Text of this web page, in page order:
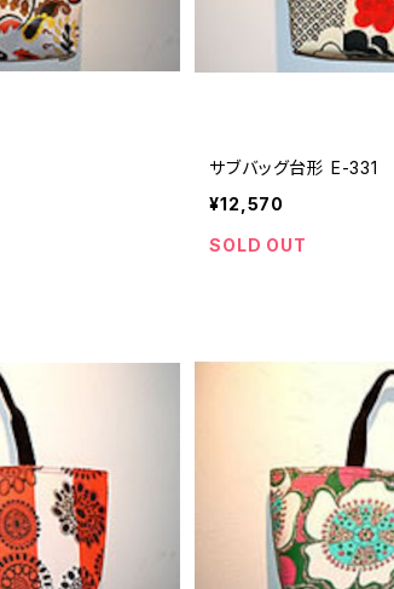
サブバッグ台形 E-331
¥12,570
SOLD OUT